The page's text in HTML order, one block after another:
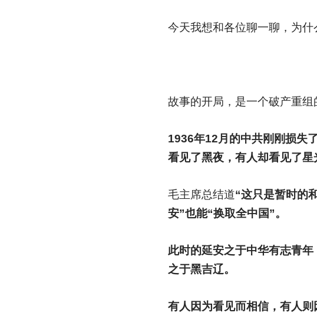
今天我想和各位聊一聊，为
故事的开局，是一个破产重组
1936年12月的中共刚刚损失
看见了黑夜，有人却看见了星
毛主席总结道“这只是暂时的
安”也能“换取全中国”。
此时的延安之于中华有志青
之于黑吉辽。
有人因为看见而相信，有人则